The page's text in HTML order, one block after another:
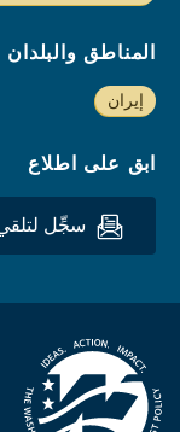
المناطق والبلدان
إيران
ابق على اطلاع
سجِّل لتلقي
Homepage